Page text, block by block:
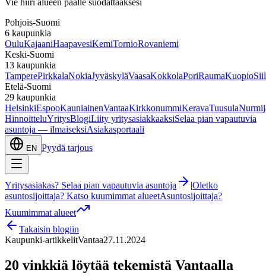
Vie hiiri alueen päälle suodattaaksesi
Pohjois-Suomi
6 kaupunkia
OuluKajaaniHaapavesiKemiTornioRovaniemi
Keski-Suomi
13 kaupunkia
TamperePirkkalaNokiaJyväskyläVaasaKokkolaPoriRaumaKuopio
Etelä-Suomi
29 kaupunkia
HelsinkiEspooKauniainenVantaaKirkkonummiKeravaTuusula
HinnoitteluYritysBlogiLiity yritysasiakkaaksiSelaa pian vapautuvia
asuntoja — ilmaiseksiAsiakasportaali
EN Pyydä tarjous
Yritysasiakas? Selaa pian vapautuvia asuntoja |Oletko
asuntosijoittaja? Katso kuumimmat alueetAsuntosijoittaja?
Kuumimmat alueet
Takaisin blogiin
Kaupunki-artikkelitVantaa27.11.2024
20 vinkkiä löytää tekemistä Vantaalla